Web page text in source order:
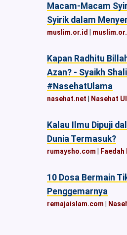
Macam-Macam
Syirik dalam
muslim.or.id
Kapan Radhitu
Azan? - Syaikh
#NasehatUlama
nasehat.net Nasehat
Kalau Ilmu Dipuji
Dunia Termasuk?
rumaysho.com Faedah
10 Dosa Bermain
Penggemarnya
remajaislam.com